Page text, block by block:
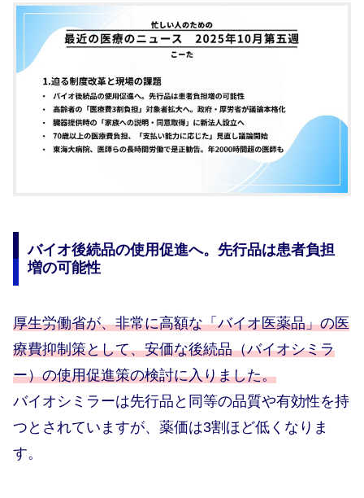
バイオ後続品の使用促進へ。先行品は患者負担
増の可能性
厚生労働省が、非常に高額な「バイオ医薬品」の医
療費抑制策として、安価な後続品（バイオシミラ
ー）の使用促進策の検討に入りました。
バイオシミラーは先行品と同等の品質や有効性を持
つとされていますが、薬価は3割ほど低くなりま
す。